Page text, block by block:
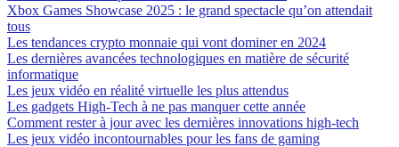
Xbox Games Showcase 2025 : le grand spectacle qu’on attendait
tous
Les tendances crypto monnaie qui vont dominer en 2024
Les dernières avancées technologiques en matière de sécurité
informatique
Les jeux vidéo en réalité virtuelle les plus attendus
Les gadgets High-Tech à ne pas manquer cette année
Comment rester à jour avec les dernières innovations high-tech
Les jeux vidéo incontournables pour les fans de gaming